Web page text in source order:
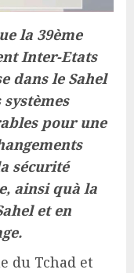
la 39ème
Inter-Etats
dans le Sahel
systèmes
pour une
sécurité
ainsi quà la
et en
du Tchad et